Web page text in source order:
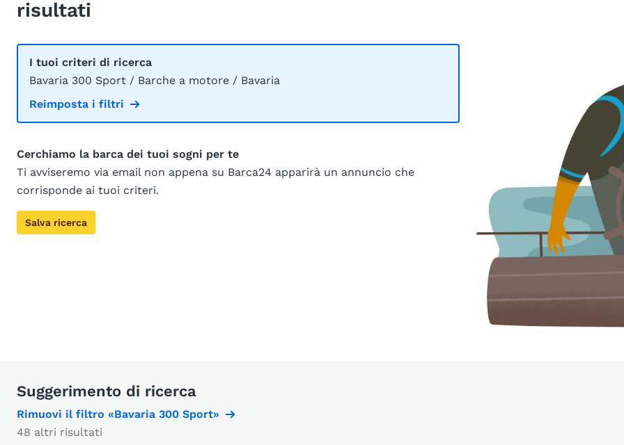
risultati
I tuoi criteri di ricerca
Bavaria 300 Sport / Barche a motore / Bavaria
Reimposta i filtri
Cerchiamo la barca dei tuoi sogni per te
Ti avviseremo via email non appena su Barca24 apparirà un annuncio che
corrisponde ai tuoi criteri.
Salva ricerca
Suggerimento di ricerca
Rimuovi il filtro «Bavaria 300 Sport»
48 altri risultati